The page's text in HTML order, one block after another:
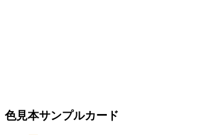
色見本サンプルカード